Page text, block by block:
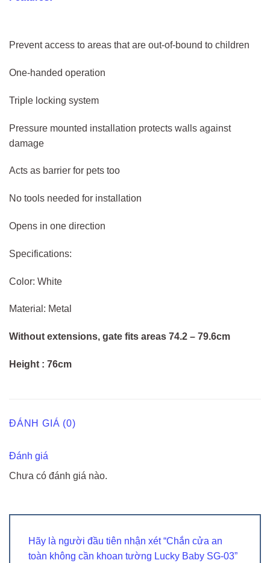
Prevent access to areas that are out-of-bound to children
One-handed operation
Triple locking system
Pressure mounted installation protects walls against
damage
Acts as barrier for pets too
No tools needed for installation
Opens in one direction
Specifications:
Color: White
Material: Metal
Without extensions, gate fits areas 74.2 – 79.6cm
Height : 76cm
ĐÁNH GIÁ (0)
Đánh giá
Chưa có đánh giá nào.
Hãy là người đầu tiên nhận xét “Chắn cửa an
toàn không cần khoan tường Lucky Baby SG-03”